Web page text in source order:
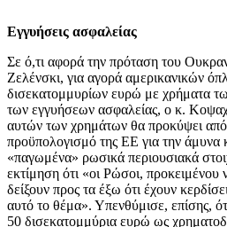
Εγγυήσεις ασφαλείας
Σε ό,τι αφορά την πρόταση του
Ζελένσκι, για αγορά αμερικανικών
δισεκατομμυρίων ευρώ με χρήματα
των εγγυήσεων ασφαλείας, ο κ.
αυτών των χρημάτων θα προκύψει
προϋπολογισμό της ΕΕ για την άμυνα
«παγωμένα» ρωσικά περιουσιακά
εκτίμηση ότι «οι Ρώσοι,
δείξουν προς τα έξω ότι έχουν
αυτό το θέμα». Υπενθύμισε, επίσης,
50 δισεκατομμύρια ευρώ ως